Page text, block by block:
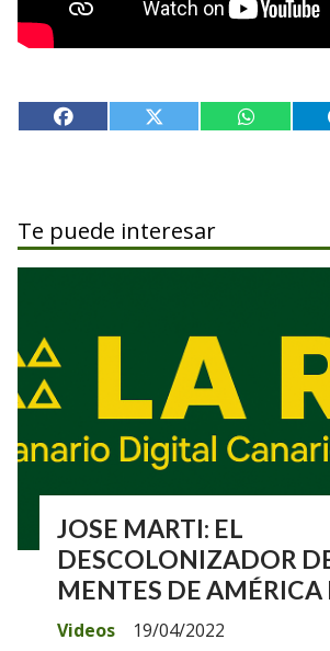
Te puede interesar
JOSE MARTI: EL
DESCOLONIZADOR
MENTES DE
Videos
19/04/2022